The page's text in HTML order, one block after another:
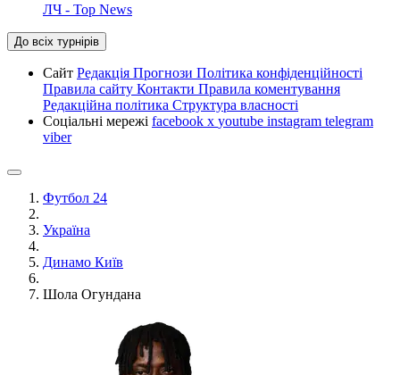
ЛЧ - Top News
До всіх турнірів
Сайт Редакція Прогнози Політика конфіденційності
Правила сайту Контакти Правила коментування
Редакційна політика Структура власності
Соціальні мережі facebook x youtube instagram telegram
viber
Футбол 24
Україна
Динамо Київ
Шола Огундана